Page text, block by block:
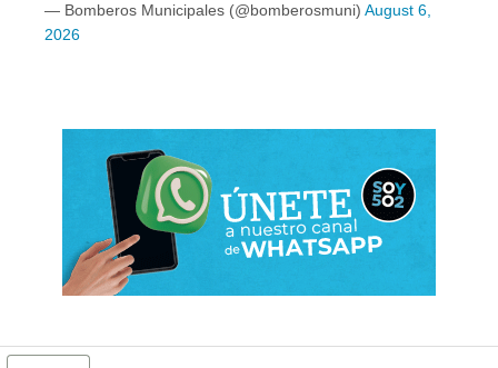
— Bomberos Municipales (@bomberosmuni) August 6,
2026